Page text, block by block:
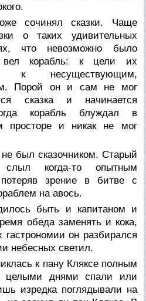
сочинял сказки. Чаще
о таких удивительных
что невозможно было
вел корабль: к цели их
к несуществующим,
Порой он и сам не мог
сказка и начинается
корабль блуждал в
просторе и никак не мог
был сказочником. Старый
когда-то опытным
зрение в битве с
на авось.
быть и капитаном и
обеда заменять и кока,
гастрономии он разбирался
небесных светил.
к пану Кляксе полным
целыми днями спали или
изредка поглядывали на